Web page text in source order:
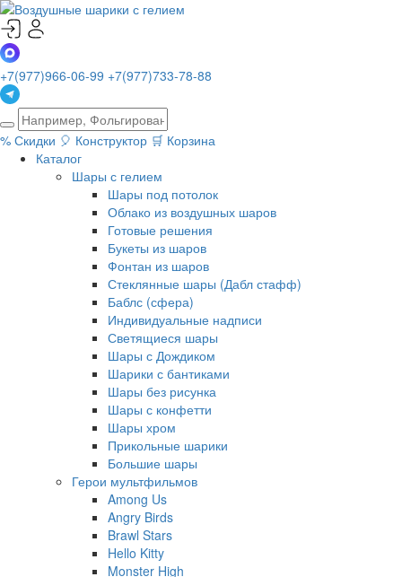
+7(977)966-06-99 +7(977)733-78-88
% Скидки 🎈 Конструктор 🛒 Корзина
Каталог
Шары с гелием
Шары под потолок
Облако из воздушных шаров
Готовые решения
Букеты из шаров
Фонтан из шаров
Стеклянные шары (Дабл стафф)
Баблс (сфера)
Индивидуальные надписи
Светящиеся шары
Шары с Дождиком
Шарики с бантиками
Шары без рисунка
Шары с конфетти
Шары хром
Прикольные шарики
Большие шары
Герои мультфильмов
Among Us
Angry Birds
Brawl Stars
Hello Kitty
Monster High